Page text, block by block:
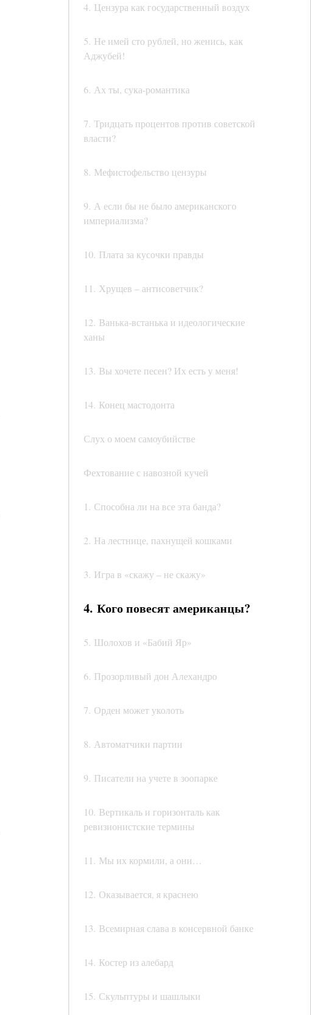
4. Цензура как государственный воздух
5. Не имей сто рублей, но женись, как
Аджубей!
6. Ах ты, сука-романтика
7. Тридцать процентов против советской
власти?
8. Мефистофельство цензуры
9. А если бы не было американского
империализма?
10. Плата за кусочки правды
11. Хрущев – антисоветчик?
12. Ванька-встанька и идеологические
ханы
13. Вы хочете песен? Их есть у меня!
14. Конец мастодонта
Слух о моем самоубийстве
Фехтование с навозной кучей
1. Способна ли на все эта банда?
2. На лестнице, пахнущей кошками
3. Игра в «скажу – не скажу»
4. Кого повесят американцы?
5. Шолохов и «Бабий Яр»
6. Прозорливый дон Алехандро
7. Орден может уколоть
8. Автоматчики партии
9. Писатели на учете в зоопарке
10. Вертикаль и горизонталь как
ревизионистские термины
11. Мы их кормили, а они…
12. Оказывается, я краснею
13. Всемирная слава в консервной банке
14. Костер из алебард
15. Скульптуры и шашлыки